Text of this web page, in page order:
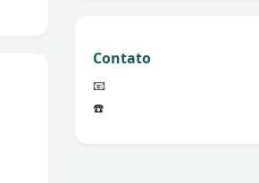
Contato
📧
☎️